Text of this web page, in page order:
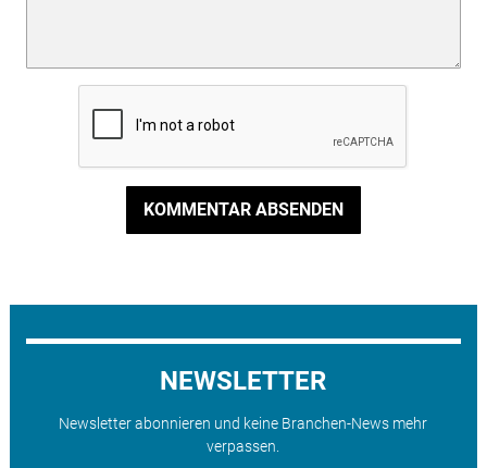
KOMMENTAR ABSENDEN
NEWSLETTER
Newsletter abonnieren und keine Branchen-News mehr
verpassen.